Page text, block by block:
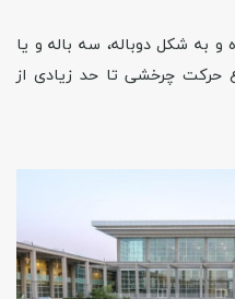
به شکل دوباله، سه باله و یا
حرکت چرخشی تا حد زیادی از